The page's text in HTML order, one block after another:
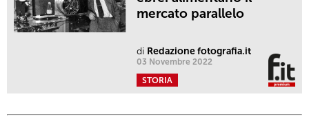
mercato parallelo
di Redazione fotografia.it
03 Novembre 2022
STORIA